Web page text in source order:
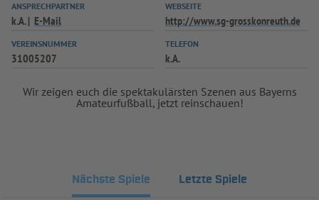
ANSPRECHPARTNER
k.A. E-Mail
WEBSEITE
http://www.sg-grosskonreuth.de
VEREINSNUMMER
31005207
TELEFON
k.A.
Wir zeigen euch die spektakulärsten Szenen aus Bayerns
Amateurfußball, jetzt reinschauen!
Nächste Spiele Letzte Spiele